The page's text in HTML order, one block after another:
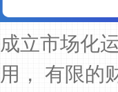
成立市场化
用， 有限的